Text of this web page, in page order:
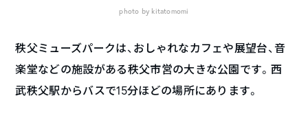
photo by kitatomomi
秩父ミューズパークは、おしゃれなカフェや展望台、音
楽堂などの施設がある秩父市営の大きな公園です。西
武秩父駅からバスで15分ほどの場所にあります。